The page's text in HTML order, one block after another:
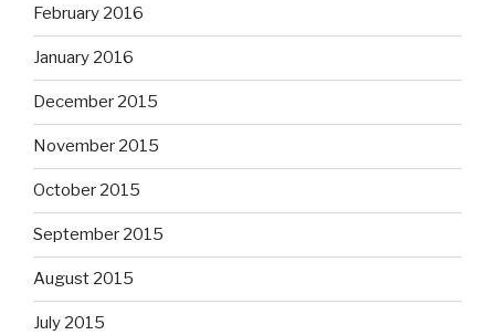
February 2016
January 2016
December 2015
November 2015
October 2015
September 2015
August 2015
July 2015